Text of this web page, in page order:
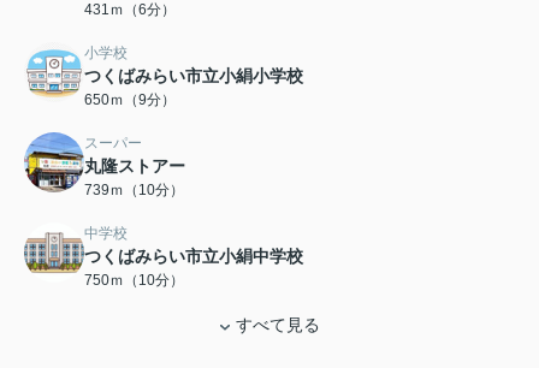
431ｍ（6分）
小学校
つくばみらい市立小絹小学校
650ｍ（9分）
スーパー
丸隆ストアー
739ｍ（10分）
中学校
つくばみらい市立小絹中学校
750ｍ（10分）
すべて見る